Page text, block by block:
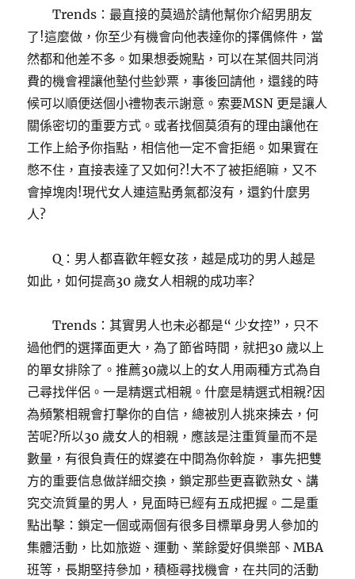
Trends：最直接的莫過於請他幫你介紹男朋友
了!這麼做，你至少有機會向他表達你的擇偶條件，當
然都和他差不多。如果想委婉點，可以在某個共同消
費的機會裡讓他墊付些鈔票，事後回請他，還錢的時
候可以順便送個小禮物表示謝意。索要MSN 更是讓人
關係密切的重要方式。或者找個莫須有的理由讓他在
工作上給予你指點，相信他一定不會拒絕。如果實在
憋不住，直接表達了又如何?!大不了被拒絕嘛，又不
會掉塊肉!現代女人連這點勇氣都沒有，還釣什麼男
人?
Q：男人都喜歡年輕女孩，越是成功的男人越是
如此，如何提高30 歲女人相親的成功率?
Trends：其實男人也未必都是“ 少女控”，只不
過他們的選擇面更大，為了節省時間，就把30 歲以上
的單女排除了。推薦30歲以上的女人用兩種方式為自
己尋找伴侶。一是精選式相親。什麼是精選式相親?因
為頻繁相親會打擊你的自信，總被別人挑來揀去，何
苦呢?所以30 歲女人的相親，應該是注重質量而不是
數量，有很負責任的媒婆在中間為你斡旋， 事先把雙
方的重要信息做詳細交換，鎖定那些更喜歡熟女、講
究交流質量的男人，見面時已經有五成把握。二是重
點出擊：鎖定一個或兩個有很多目標單身男人參加的
集體活動，比如旅遊、運動、業餘愛好俱樂部、MBA
班等，長期堅持參加，積極尋找機會，在共同的活動